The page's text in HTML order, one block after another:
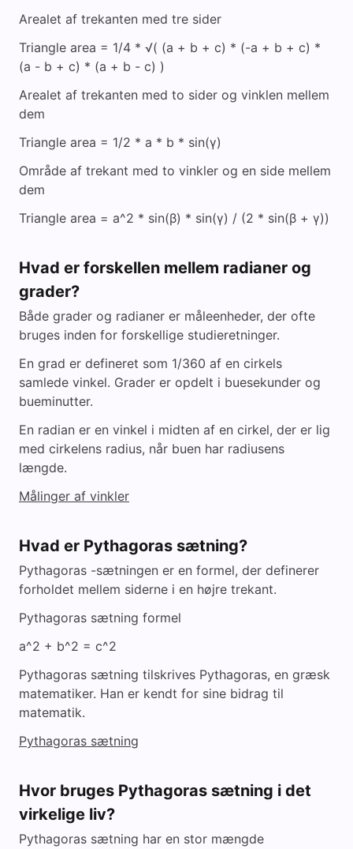
Arealet af trekanten med tre sider
Triangle area = 1/4 * √( (a + b + c) * (-a + b + c) *
(a - b + c) * (a + b - c) )
Arealet af trekanten med to sider og vinklen mellem
dem
Triangle area = 1/2 * a * b * sin(γ)
Område af trekant med to vinkler og en side mellem
dem
Triangle area = a^2 * sin(β) * sin(γ) / (2 * sin(β + γ))
Hvad er forskellen mellem radianer og
grader?
Både grader og radianer er måleenheder, der ofte
bruges inden for forskellige studieretninger.
En grad er defineret som 1/360 af en cirkels
samlede vinkel. Grader er opdelt i buesekunder og
bueminutter.
En radian er en vinkel i midten af en cirkel, der er lig
med cirkelens radius, når buen har radiusens
længde.
Målinger af vinkler
Hvad er Pythagoras sætning?
Pythagoras -sætningen er en formel, der definerer
forholdet mellem siderne i en højre trekant.
Pythagoras sætning formel
a^2 + b^2 = c^2
Pythagoras sætning tilskrives Pythagoras, en græsk
matematiker. Han er kendt for sine bidrag til
matematik.
Pythagoras sætning
Hvor bruges Pythagoras sætning i det
virkelige liv?
Pythagoras sætning har en stor mængde